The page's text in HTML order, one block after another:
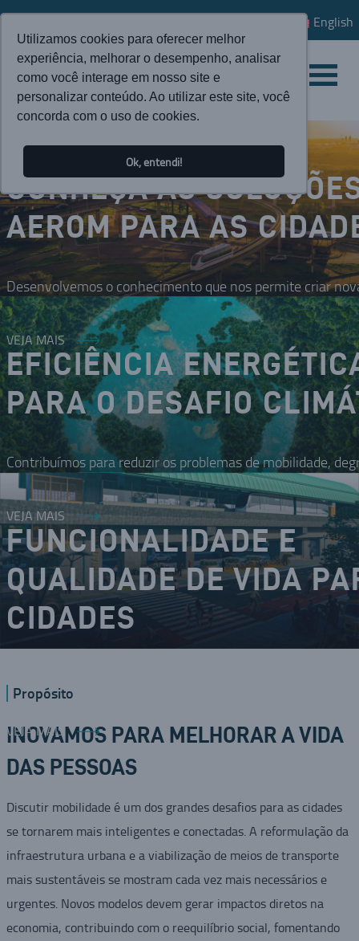
Utilizamos cookies para oferecer melhor
experiência, melhorar o desempenho, analisar
como você interage em nosso site e
personalizar conteúdo. Ao utilizar este site, você
concorda com o uso de cookies.
Ok, entendi!
English
CONHEÇA AS
AEROM PARA AS
Desenvolvemos o conhecimento que nos permite criar
VEJA MAIS
EFICIÊNCIA
PARA O DESAFIO
Contribuímos para reduzir os problemas de mobilidade,
VEJA MAIS
FUNCIONALIDADE E
QUALIDADE DE VIDA
CIDADES
VEJA MAIS
Propósito
INOVAMOS PARA MELHORAR A VIDA
DAS PESSOAS
Discutir mobilidade é um dos grandes desafios para as cidades
se tornarem mais inteligentes e conectadas. A reformulação da
infraestrutura urbana e a viabilização de meios de transporte
mais sustentáveis se mostram cada vez mais necessários e
urgentes. Novos modelos devem gerar impactos diretos na
economia, contribuindo com o reequilíbrio social, fomentando